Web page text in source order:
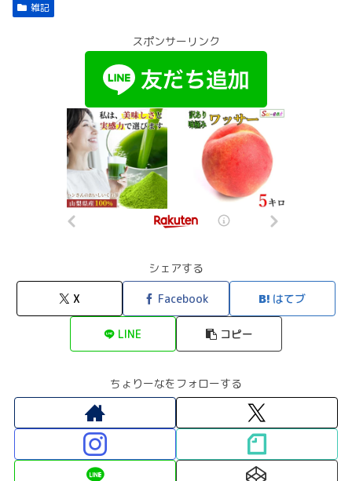
雑記
スポンサーリンク
シェアする
X Facebook はてブ
LINE コピー
ちょりーなをフォローする